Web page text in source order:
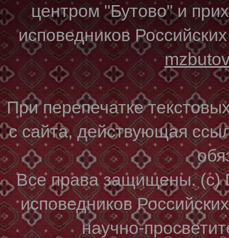
центром "Бутово" и
исповедников
При перепечатке
с сайта, действующая
Все права защищены. (с)
исповедников
научно-